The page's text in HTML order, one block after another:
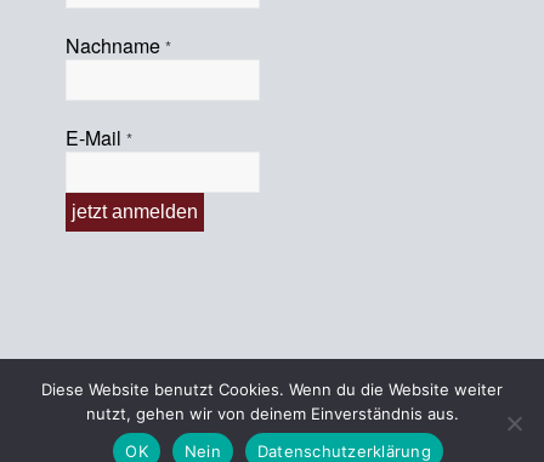
Nachname *
E-Mail *
© 2022 KHG-Oldenburg
Diese Website benutzt Cookies. Wenn du die Website weiter
nutzt, gehen wir von deinem Einverständnis aus.
OK
Nein Datenschutzerklärung